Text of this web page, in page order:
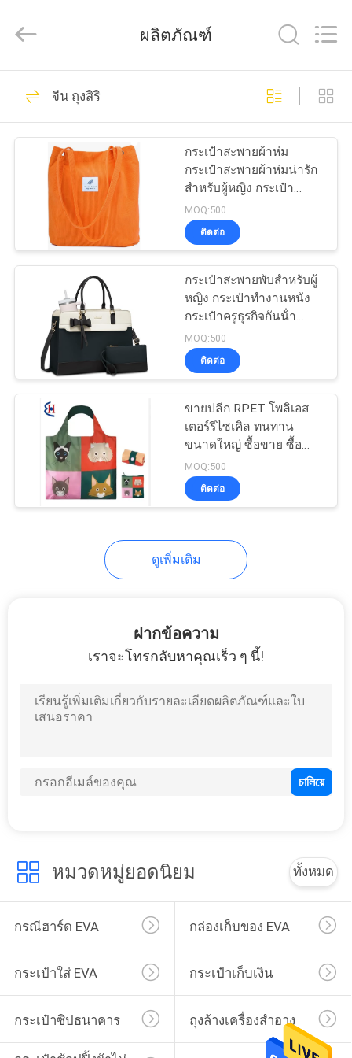
บ้าน
สินค้า
กับ
โรงงาน
ควบคุม
คุณภาพ
Limited.
Developed
กรณีฮาร์ด EVA
69
กล่องเก็บของ EVA
49
กระเป๋าใส่ EVA
กระเป๋าเก็บเงิน
ถุงล้างเครื่องสำอาง
23
ผลิตภัณฑ์
จีน ถุงสิริ
กระเป๋าสะพายผ้าห่ม
กระเป๋าสะพายผ้าห่มน่ารัก
สําหรับผู้หญิง กระเป๋า
สะพายไหล่ที่มีกระเป๋าภาย
ในสําหรับงาน หาดท่อง
เที่ยวและช้อปปิ้ง
MOQ:500
ติดต่อ
กระเป๋าสะพายพับสําหรับผู้
หญิง กระเป๋าทํางานหนัง
กระเป๋าครูธุรกิจกันน้ํา
กระเป๋าถือคอมพิวเตอร์
ขนาดใหญ่ กระเป๋ากระเป๋า
กระเป๋าสํานักงานของขวัญ
MOQ:500
ติดต่อ
ขายปลีก RPET โพลิเอส
เตอร์รีไซเคิล ทนทาน
ขนาดใหญ่ ซื้อขาย ซื้อ
ขายของขายเองถุงกระเป๋า
MOQ:500
ติดต่อ
ดูเพิ่มเติม
ฝากข้อความ
เราจะโทรกลับหาคุณเร็ว ๆ นี้!
หมวดหมู่ยอดนิยม ทั้งหมด
กรณีฮาร์ด EVA กล่องเก็บของ EVA
กระเป๋าใส่ EVA กระเป๋าเก็บเงิน
กระเป๋าซิปธนาคาร ถุงล้างเครื่องสำอาง